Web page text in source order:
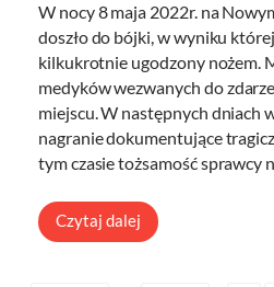
W nocy 8 maja 2022r. na
doszło do bójki, w wyniku
kilkukrotnie ugodzony nożem.
medyków wezwanych do
miejscu. W następnych dniach
nagranie dokumentujące
tym czasie tożsamość sprawcy
Czytaj dalej